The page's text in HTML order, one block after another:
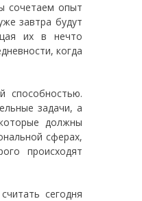
сочетаем опыт
завтра будут
их в нечто
когда
способностью.
задачи, а
должны
сферах,
происходят
сегодня